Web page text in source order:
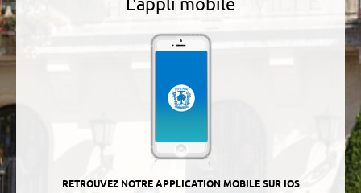
L'appli mobile
RETROUVEZ NOTRE APPLICATION MOBILE SUR IOS